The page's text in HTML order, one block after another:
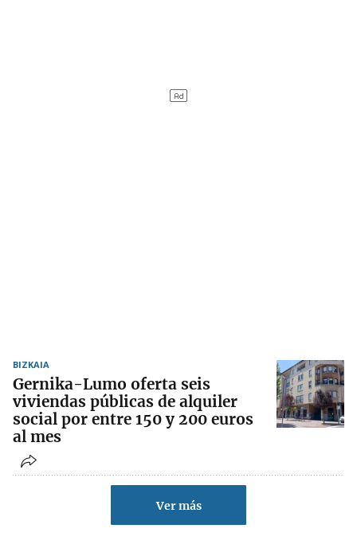
BIZKAIA
Gernika-Lumo oferta seis
viviendas públicas de alquiler
social por entre 150 y 200 euros
al mes
Ver más